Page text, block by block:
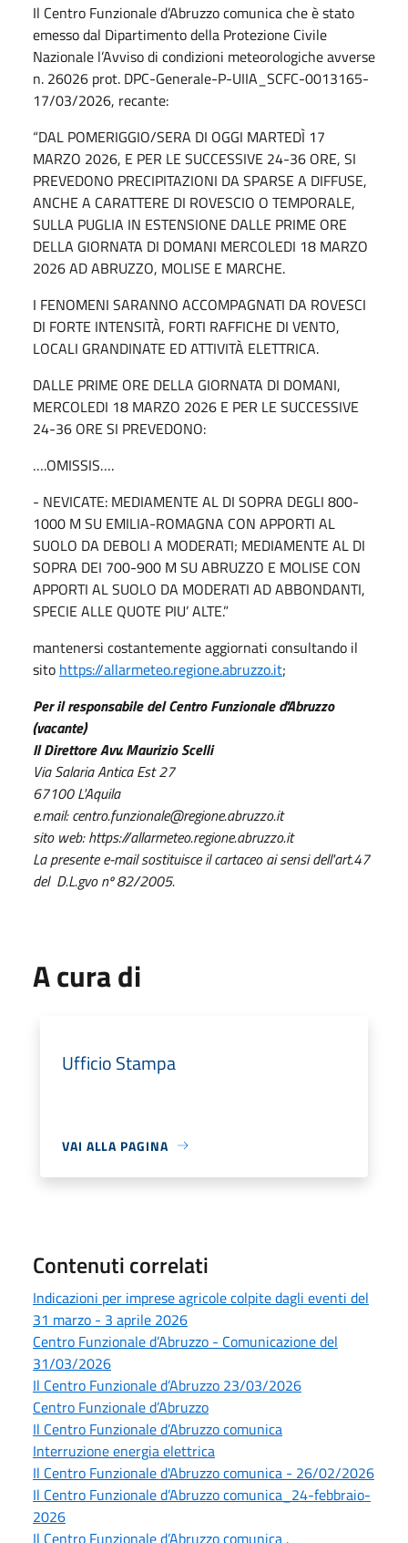
Il Centro Funzionale d’Abruzzo comunica che è stato
emesso dal Dipartimento della Protezione Civile
Nazionale l’Avviso di condizioni meteorologiche avverse
n. 26026 prot. DPC-Generale-P-UIIA_SCFC-0013165-
17/03/2026, recante:
“DAL POMERIGGIO/SERA DI OGGI MARTEDÌ 17
MARZO 2026, E PER LE SUCCESSIVE 24-36 ORE, SI
PREVEDONO PRECIPITAZIONI DA SPARSE A DIFFUSE,
ANCHE A CARATTERE DI ROVESCIO O TEMPORALE,
SULLA PUGLIA IN ESTENSIONE DALLE PRIME ORE
DELLA GIORNATA DI DOMANI MERCOLEDI 18 MARZO
2026 AD ABRUZZO, MOLISE E MARCHE.
I FENOMENI SARANNO ACCOMPAGNATI DA ROVESCI
DI FORTE INTENSITÀ, FORTI RAFFICHE DI VENTO,
LOCALI GRANDINATE ED ATTIVITÀ ELETTRICA.
DALLE PRIME ORE DELLA GIORNATA DI DOMANI,
MERCOLEDI 18 MARZO 2026 E PER LE SUCCESSIVE
24-36 ORE SI PREVEDONO:
….OMISSIS….
- NEVICATE: MEDIAMENTE AL DI SOPRA DEGLI 800-
1000 M SU EMILIA-ROMAGNA CON APPORTI AL
SUOLO DA DEBOLI A MODERATI; MEDIAMENTE AL DI
SOPRA DEI 700-900 M SU ABRUZZO E MOLISE CON
APPORTI AL SUOLO DA MODERATI AD ABBONDANTI,
SPECIE ALLE QUOTE PIU’ ALTE.”
mantenersi costantemente aggiornati consultando il
sito https://allarmeteo.regione.abruzzo.it;
Per il responsabile del Centro Funzionale d'Abruzzo
(vacante)
Il Direttore Avv. Maurizio Scelli
Via Salaria Antica Est 27
67100 L'Aquila
e.mail: centro.funzionale@regione.abruzzo.it
sito web: https://allarmeteo.regione.abruzzo.it
La presente e-mail sostituisce il cartaceo ai sensi dell'art.47
del D.L.gvo nº 82/2005.
A cura di
Ufficio Stampa
VAI ALLA PAGINA
Contenuti correlati
Indicazioni per imprese agricole colpite dagli eventi del
31 marzo - 3 aprile 2026
Centro Funzionale d’Abruzzo - Comunicazione del
31/03/2026
Il Centro Funzionale d’Abruzzo 23/03/2026
Centro Funzionale d’Abruzzo
Il Centro Funzionale d’Abruzzo comunica
Interruzione energia elettrica
Il Centro Funzionale d'Abruzzo comunica - 26/02/2026
Il Centro Funzionale d’Abruzzo comunica_24-febbraio-
2026
Il Centro Funzionale d’Abruzzo comunica .